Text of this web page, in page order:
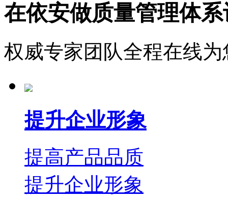
在依安做质量管理体
权威专家团队全程在线
提升企业形象
提高产品品质
提升企业形象